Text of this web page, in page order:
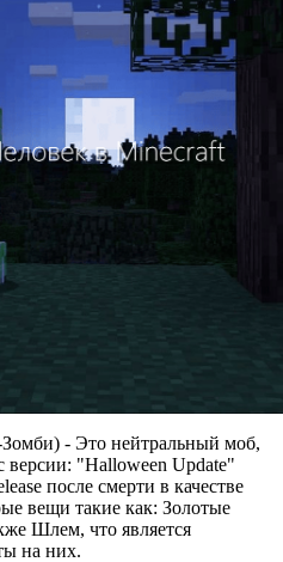
- Это нейтральный моб,
версии: "Halloween Update"
после смерти в качестве
вещи такие как: Золотые
Шлем, что является
на них.